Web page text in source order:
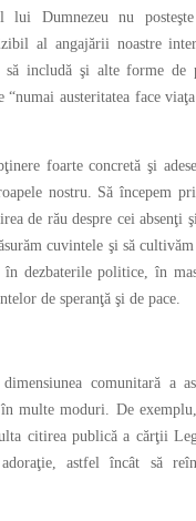
lui Dumnezeu nu
al angajării noastre
includă şi alte forme de
austeritatea face
foarte concretă şi
nostru. Să începem
de rău despre cei absenţi
cuvintele şi să
dezbaterile politice, în
de speranţă şi de pace.
comunitară a
multe moduri. De
citirea publică a cărţii
astfel încât să